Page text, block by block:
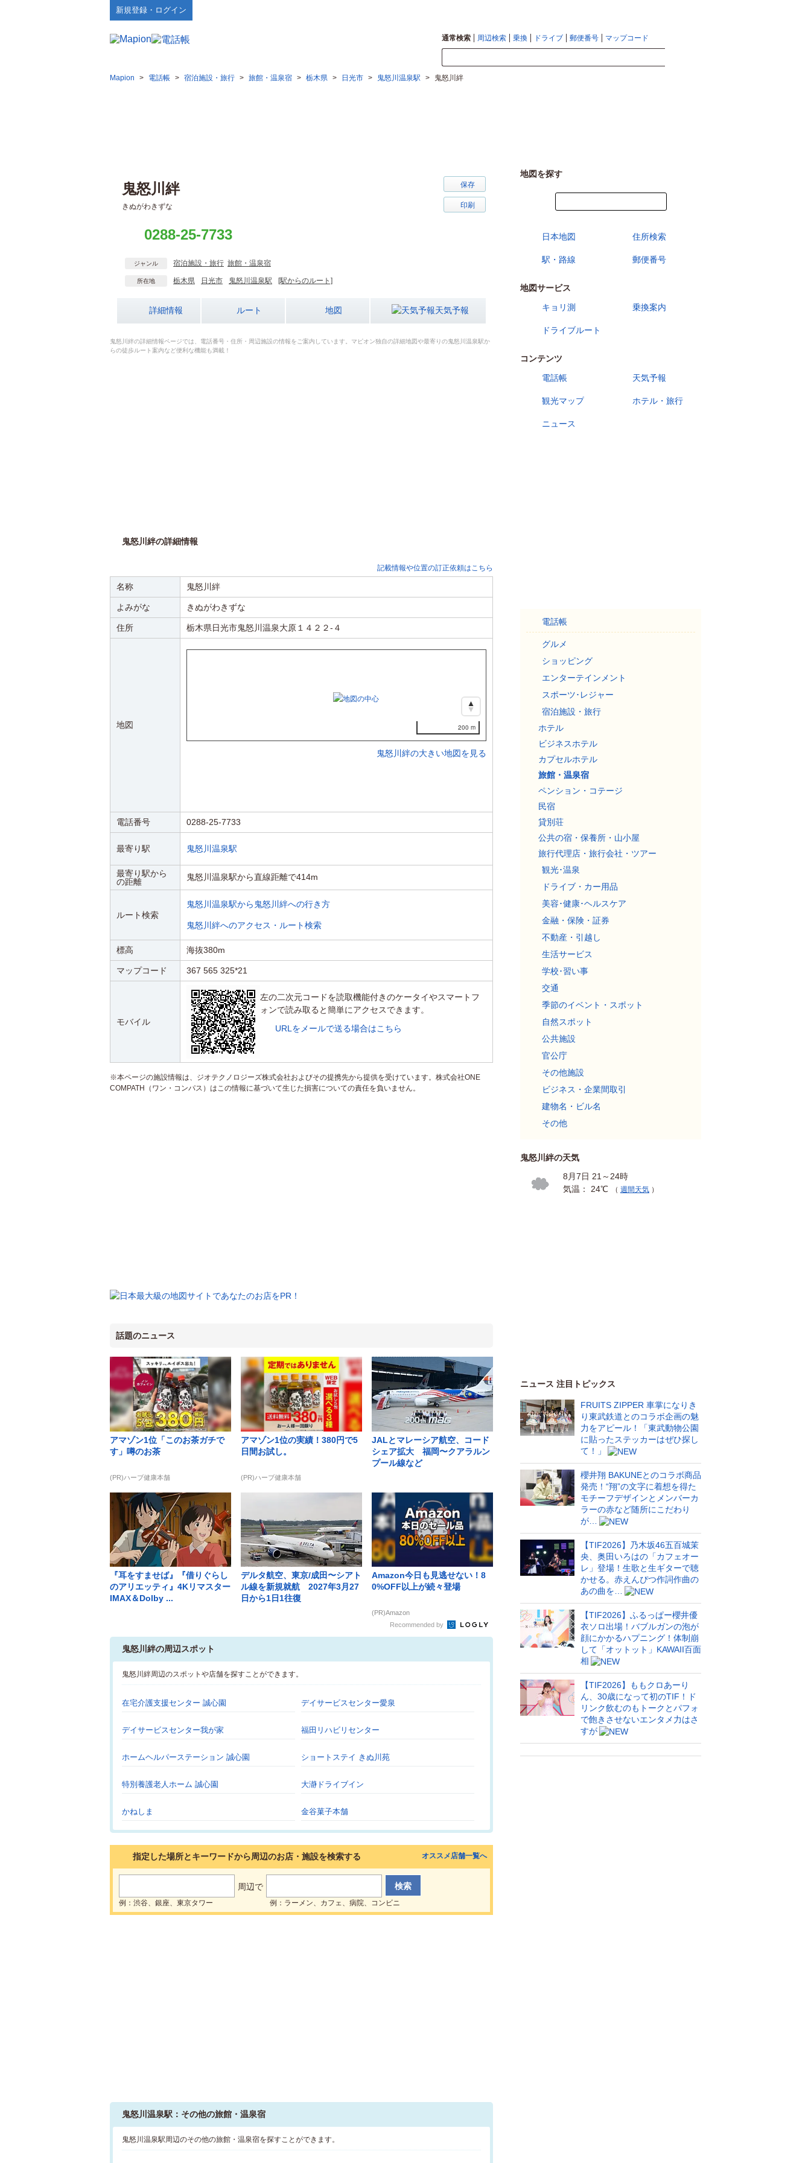
新規登録・ログイン
通常検索 周辺検索 乗換 ドライブ 郵便番号 マップコード
Mapion > 電話帳 > 宿泊施設・旅行 > 旅館・温泉宿 > 栃木県 > 日光市 > 鬼怒川温泉駅 > 鬼怒川絆
鬼怒川絆
きぬがわきずな
保存
印刷
0288-25-7733
ジャンル 宿泊施設・旅行 旅館・温泉宿
所在地 栃木県 日光市 鬼怒川温泉駅 [駅からのルート]
詳細情報 ルート 地図 天気予報
鬼怒川絆の詳細情報ページでは、電話番号・住所・周辺施設の情報をご案内しています。マピオン独自の詳細地図や最寄りの鬼怒川温泉駅か
らの徒歩ルート案内など便利な機能も満載！
鬼怒川絆の詳細情報
記載情報や位置の訂正依頼はこちら
名称 鬼怒川絆
よみがな きぬがわきずな
住所 栃木県日光市鬼怒川温泉大原１４２２-４
地図 200 m
鬼怒川絆の大きい地図を見る
電話番号 0288-25-7733
最寄り駅 鬼怒川温泉駅
最寄り駅から
の距離
鬼怒川温泉駅から直線距離で414m
ルート検索
鬼怒川温泉駅から鬼怒川絆への行き方
鬼怒川絆へのアクセス・ルート検索
標高 海抜380m
マップコード 367 565 325*21
モバイル
左の二次元コードを読取機能付きのケータイやスマートフ
ォンで読み取ると簡単にアクセスできます。
URLをメールで送る場合はこちら
※本ページの施設情報は、ジオテクノロジーズ株式会社およびその提携先から提供を受けています。株式会社ONE
COMPATH（ワン・コンパス）はこの情報に基づいて生じた損害についての責任を負いません。
話題のニュース
アマゾン1位「このお茶ガチで
す」噂のお茶
(PR)ハーブ健康本舗
アマゾン1位の実績！380円で5
日間お試し。
(PR)ハーブ健康本舗
JALとマレーシア航空、コード
シェア拡大 福岡〜クアラルン
プール線など
『耳をすませば』『借りぐらし
のアリエッティ』4Kリマスター
IMAX＆Dolby ...
デルタ航空、東京/成田〜シアト
ル線を新規就航 2027年3月27
日から1日1往復
Amazon今日も見逃せない！8
0%OFF以上が続々登場
(PR)Amazon
Recommended by
鬼怒川絆の周辺スポット
鬼怒川絆周辺のスポットや店舗を探すことができます。
在宅介護支援センター 誠心園 デイサービスセンター愛泉
デイサービスセンター我が家 福田リハビリセンター
ホームヘルパーステーション 誠心園 ショートステイ きぬ川苑
特別養護老人ホーム 誠心園 大瀞ドライブイン
かねしま 金谷菓子本舗
指定した場所とキーワードから周辺のお店・施設を検索する
周辺で
例：渋谷、銀座、東京タワー 例：ラーメン、カフェ、病院、コンビニ
オススメ店舗一覧へ
鬼怒川温泉駅：その他の旅館・温泉宿
鬼怒川温泉駅周辺のその他の旅館・温泉宿を探すことができます。
地図を探す
日本地図 住所検索
駅・路線 郵便番号
地図サービス
キョリ測
乗換案内
ドライブルート
コンテンツ
電話帳
天気予報
観光マップ ホテル・旅行
ニュース
電話帳
グルメ
ショッピング
エンターテインメント
スポーツ･レジャー
宿泊施設・旅行
ホテル
ビジネスホテル
カプセルホテル
旅館・温泉宿
ペンション・コテージ
民宿
貸別荘
公共の宿・保養所・山小屋
旅行代理店・旅行会社・ツアー
観光･温泉
ドライブ・カー用品
美容･健康･ヘルスケア
金融・保険・証券
不動産・引越し
生活サービス
学校･習い事
交通
季節のイベント・スポット
自然スポット
公共施設
官公庁
その他施設
ビジネス・企業間取引
建物名・ビル名
その他
鬼怒川絆の天気
8月7日 21～24時
気温： 24℃
（ 週間天気 ）
ニュース 注目トピックス
FRUITS ZIPPER 車掌になりき
り東武鉄道とのコラボ企画の魅
力をアピール！「東武動物公園
に貼ったステッカーはぜひ探し
て！」
櫻井翔 BAKUNEとのコラボ商品
発売！“翔”の文字に着想を得た
モチーフデザインとメンバーカ
ラーの赤など随所にこだわり
が…
【TIF2026】乃木坂46五百城茉
央、奥田いろはの「カフェオー
レ」登場！生歌と生ギターで聴
かせる。赤えんぴつ作詞作曲の
あの曲を…
【TIF2026】ふるっぱー櫻井優
衣ソロ出場！バブルガンの泡が
顔にかかるハプニング！体制崩
して「オットット」KAWAII百面
相
【TIF2026】ももクロあーり
ん、30歳になって初のTIF！ド
リンク飲むのもトークとパフォ
で飽きさせないエンタメ力はさ
すが